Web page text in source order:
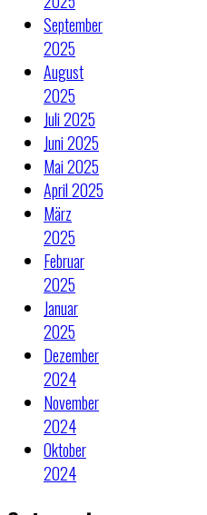
September
2025
August
2025
Juli 2025
Juni 2025
Mai 2025
April 2025
März
2025
Februar
2025
Januar
2025
Dezember
2024
November
2024
Oktober
2024